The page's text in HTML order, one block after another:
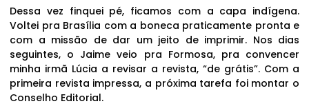
Dessa vez finquei pé, ficamos com a capa indígena.
Voltei pra Brasília com a boneca praticamente pronta e
com a missão de dar um jeito de imprimir. Nos dias
seguintes, o Jaime veio pra Formosa, pra convencer
minha irmã Lúcia a revisar a revista, “de grátis”. Com a
primeira revista impressa, a próxima tarefa foi montar o
Conselho Editorial.